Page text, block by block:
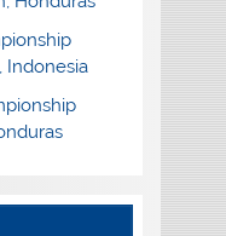
Indonesia